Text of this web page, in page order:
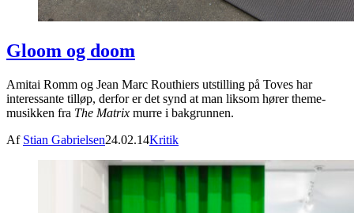
Gloom og doom
Amitai Romm og Jean Marc Routhiers utstilling på Toves har
interessante tilløp, derfor er det synd at man liksom hører theme-
musikken fra The Matrix murre i bakgrunnen.
Af Stian Gabrielsen24.02.14Kritik